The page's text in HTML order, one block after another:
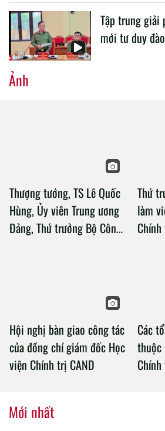
Tập trung giải
mới tư duy
Ảnh
Thượng tướng, TS Lê Quốc
Hùng, Ủy viên Trung ương
Đảng, Thứ trưởng Bộ Công
Thứ
làm
Hội nghị bàn giao công tác
của đồng chí giám đốc Học
viện Chính trị CAND
Các
thuộc
Mới nhất